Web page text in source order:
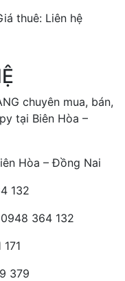
thuê: Liên hệ
chuyên mua, bán,
tại Biên Hòa –
Hòa – Đồng Nai
132
364 132
379